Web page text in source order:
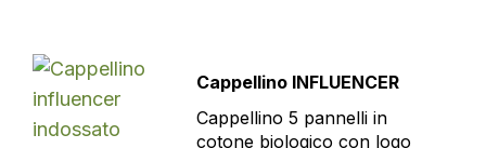
Cappellino INFLUENCER
Cappellino 5 pannelli in
cotone biologico con logo